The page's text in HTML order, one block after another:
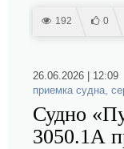
192 0
26.06.2026 |
приемка судна,
Судно
3050.1А